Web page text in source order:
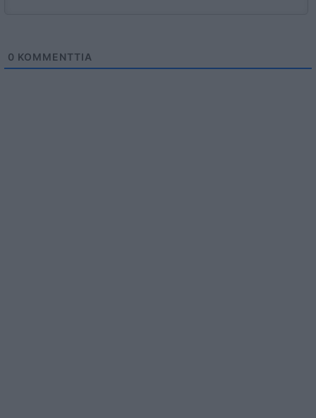
0 KOMMENTTIA